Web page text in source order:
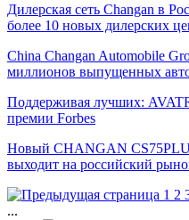
Дилерская сеть Changan в
более 10 новых дилерских
China Changan Automobile
миллионов выпущенных
Поддерживая лучших:
премии Forbes
Новый CHANGAN
выходит на российский
1 2
...